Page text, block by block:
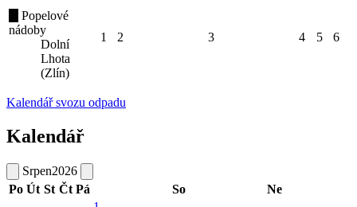
Popelové
nádoby
Dolní
Lhota
(Zlín)
1 2 3 4 5 6
Kalendář svozu odpadu
Kalendář
Srpen2026
Po Út St Čt Pá So Ne